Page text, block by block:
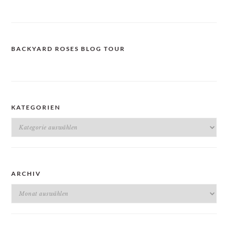
BACKYARD ROSES BLOG TOUR
KATEGORIEN
Kategorien
ARCHIV
Archiv